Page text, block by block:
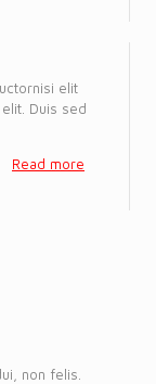
elit
Duis sed
Read more
non felis.